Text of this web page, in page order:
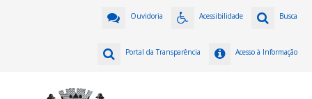
Busca
Acessibilidade
Ouvidoria
Acesso à Informação
Portal da Transparência